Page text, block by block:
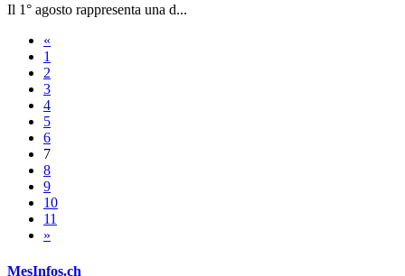
Il 1° agosto rappresenta una d...
«
1
2
3
4
5
6
7
8
9
10
11
»
MesInfos.ch